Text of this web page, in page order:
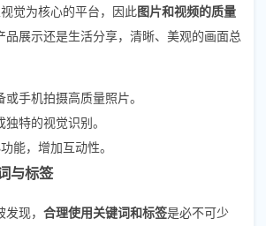
觉为核心的平台，因此图片和视频的质量
品展示还是生活分享，清晰、美观的画面总
手机拍摄高质量照片。
特的视觉识别。
能，增加互动性。
与标签
现， 合理使用关键词和标签是必不可少